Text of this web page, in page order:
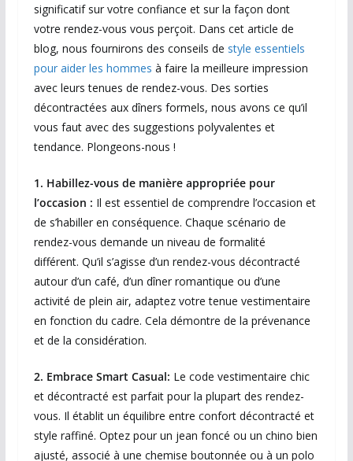
significatif sur votre confiance et sur la façon dont
votre rendez-vous vous perçoit. Dans cet article de
blog, nous fournirons des conseils de style essentiels
pour aider les hommes à faire la meilleure impression
avec leurs tenues de rendez-vous. Des sorties
décontractées aux dîners formels, nous avons ce qu’il
vous faut avec des suggestions polyvalentes et
tendance. Plongeons-nous !
1. Habillez-vous de manière appropriée pour
l’occasion : Il est essentiel de comprendre l’occasion et
de s’habiller en conséquence. Chaque scénario de
rendez-vous demande un niveau de formalité
différent. Qu’il s’agisse d’un rendez-vous décontracté
autour d’un café, d’un dîner romantique ou d’une
activité de plein air, adaptez votre tenue vestimentaire
en fonction du cadre. Cela démontre de la prévenance
et de la considération.
2. Embrace Smart Casual: Le code vestimentaire chic
et décontracté est parfait pour la plupart des rendez-
vous. Il établit un équilibre entre confort décontracté et
style raffiné. Optez pour un jean foncé ou un chino bien
ajusté, associé à une chemise boutonnée ou à un polo